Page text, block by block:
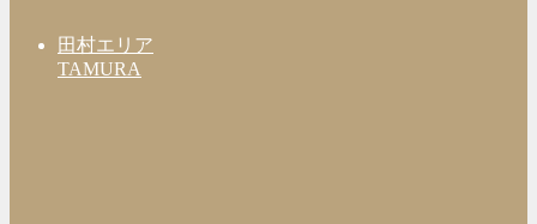
田村エリア
TAMURA